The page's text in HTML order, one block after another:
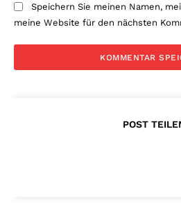
Speichern Sie meinen Namen,
meine Website für den nächsten
POST